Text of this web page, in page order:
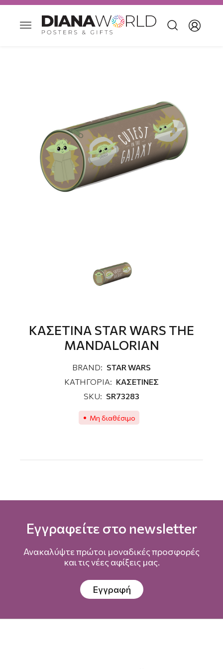
ΚΑΣΕΤΙΝΑ STAR WARS THE
MANDALORIAN
BRAND: STAR WARS
ΚΑΤΗΓΟΡΙΑ: ΚΑΣΕΤΙΝΕΣ
SKU: SR73283
Μη διαθέσιμο
Εγγραφείτε στο newsletter
Ανακαλύψτε πρώτοι μοναδικές προσφορές
και τις νέες αφίξεις μας.
Εγγραφή